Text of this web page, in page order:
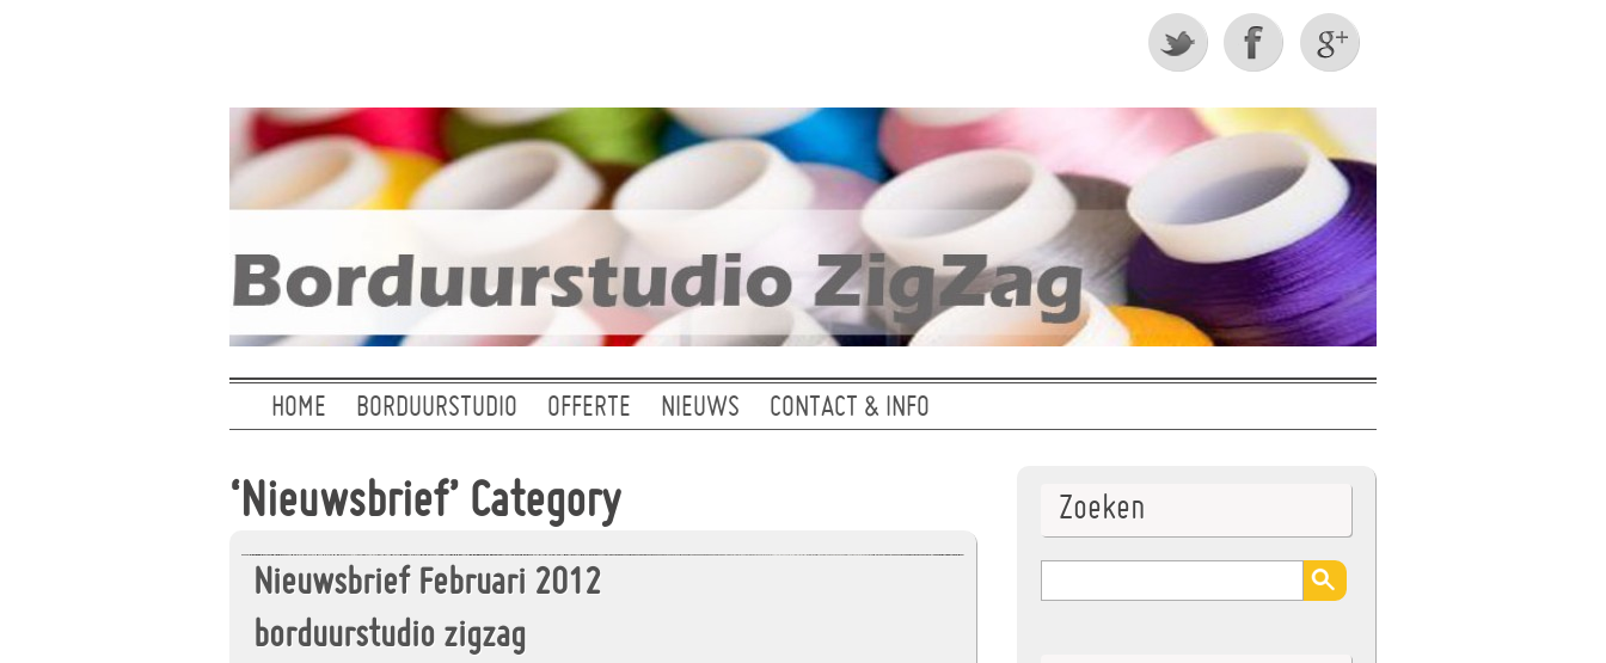
HOME BORDUURSTUDIO OFFERTE NIEUWS CONTACT & INFO
‘Nieuwsbrief’ Category
Nieuwsbrief Februari 2012
borduurstudio zigzag
Zoeken